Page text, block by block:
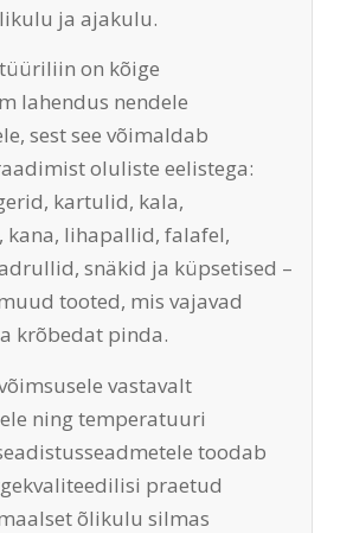
ja ajakulu.
on kõige
lahendus nendele
sest see võimaldab
oluliste eelistega:
kartulid, kala,
kana, lihapallid, falafel,
snäkid ja küpsetised –
tooted, mis vajavad
krõbedat pinda.
vastavalt
ning temperatuuri
toodab
praetud
õlikulu silmas